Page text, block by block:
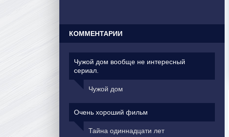
КОММЕНТАРИИ
Чужой дом вообще не интересный
сериал.
Чужой дом
Очень хороший фильм
Тайна одиннадцати лет